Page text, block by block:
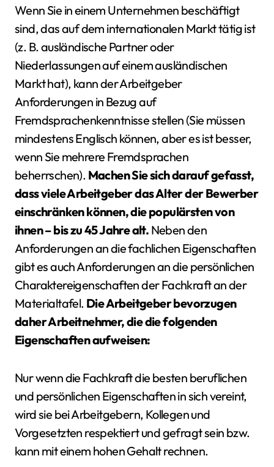
Wenn Sie in einem Unternehmen beschäftigt
sind, das auf dem internationalen Markt tätig ist
(z. B. ausländische Partner oder
Niederlassungen auf einem ausländischen
Markt hat), kann der Arbeitgeber
Anforderungen in Bezug auf
Fremdsprachenkenntnisse stellen (Sie müssen
mindestens Englisch können, aber es ist besser,
wenn Sie mehrere Fremdsprachen
beherrschen). Machen Sie sich darauf gefasst,
dass viele Arbeitgeber das Alter der Bewerber
einschränken können, die populärsten von
ihnen – bis zu 45 Jahre alt. Neben den
Anforderungen an die fachlichen Eigenschaften
gibt es auch Anforderungen an die persönlichen
Charaktereigenschaften der Fachkraft an der
Materialtafel. Die Arbeitgeber bevorzugen
daher Arbeitnehmer, die die folgenden
Eigenschaften aufweisen:
Nur wenn die Fachkraft die besten beruflichen
und persönlichen Eigenschaften in sich vereint,
wird sie bei Arbeitgebern, Kollegen und
Vorgesetzten respektiert und gefragt sein bzw.
kann mit einem hohen Gehalt rechnen.